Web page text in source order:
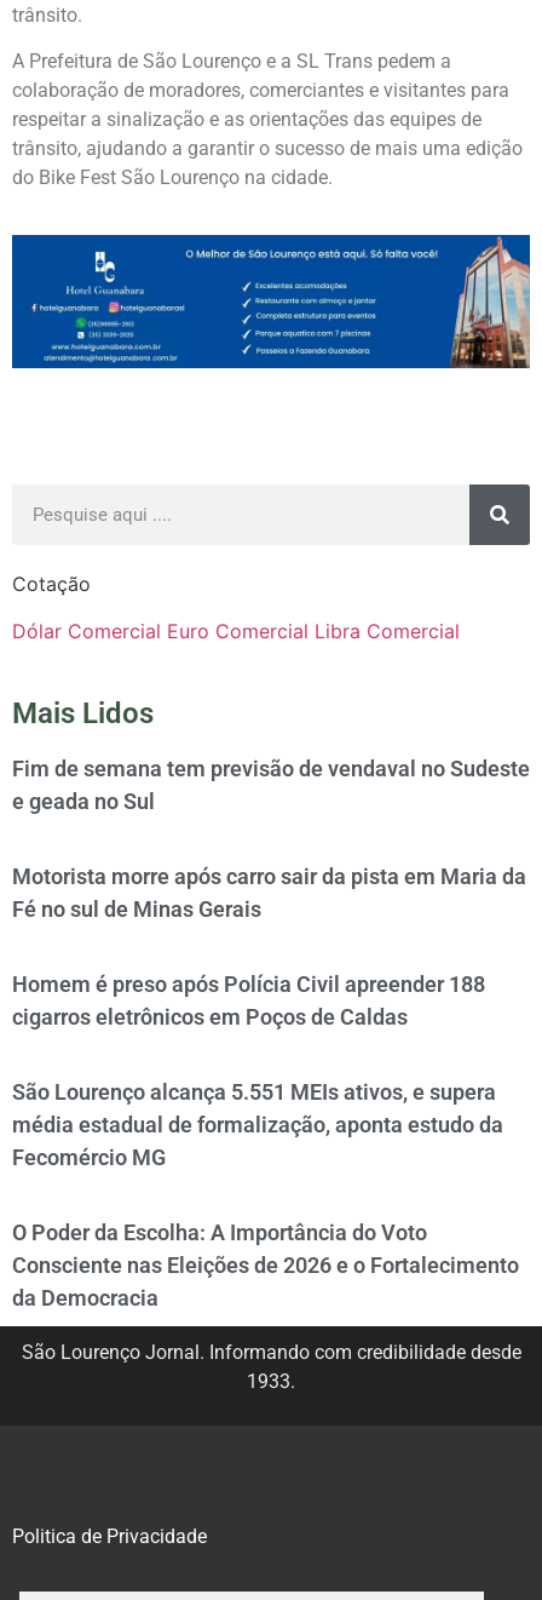
trânsito.
A Prefeitura de São Lourenço e a SL Trans pedem a
colaboração de moradores, comerciantes e visitantes para
respeitar a sinalização e as orientações das equipes de
trânsito, ajudando a garantir o sucesso de mais uma edição
do Bike Fest São Lourenço na cidade.
Cotação
Dólar Comercial Euro Comercial Libra Comercial
Mais Lidos
Fim de semana tem previsão de vendaval no Sudeste
e geada no Sul
Motorista morre após carro sair da pista em Maria da
Fé no sul de Minas Gerais
Homem é preso após Polícia Civil apreender 188
cigarros eletrônicos em Poços de Caldas
São Lourenço alcança 5.551 MEIs ativos, e supera
média estadual de formalização, aponta estudo da
Fecomércio MG
O Poder da Escolha: A Importância do Voto
Consciente nas Eleições de 2026 e o Fortalecimento
da Democracia
São Lourenço Jornal. Informando com credibilidade desde
1933.
Politica de Privacidade